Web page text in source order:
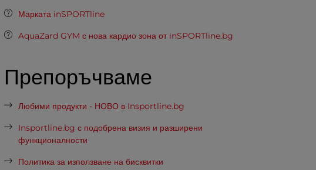
Марката inSPORTline
AquaZard GYM с нова кардио зона от inSPORTline.bg
Препоръчваме
Любими продукти - НОВО в Insportline.bg
Insportline.bg с подобрена визия и разширени
функционалности
Политика за използване на бисквитки